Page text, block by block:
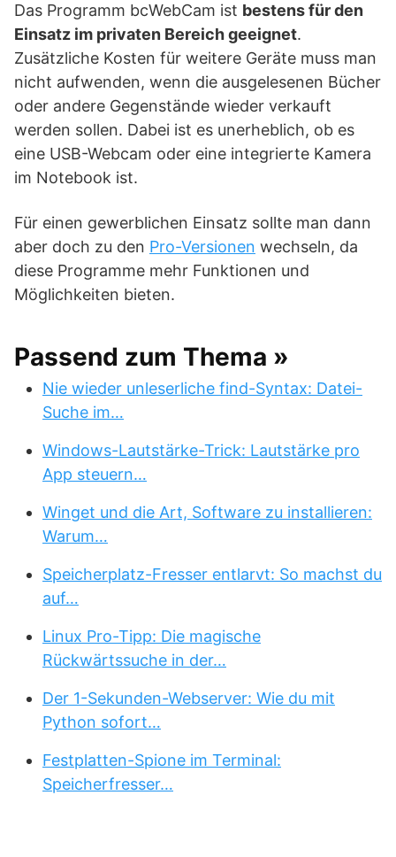
Das Programm bcWebCam ist bestens für den
Einsatz im privaten Bereich geeignet.
Zusätzliche Kosten für weitere Geräte muss man
nicht aufwenden, wenn die ausgelesenen Bücher
oder andere Gegenstände wieder verkauft
werden sollen. Dabei ist es unerheblich, ob es
eine USB-Webcam oder eine integrierte Kamera
im Notebook ist.
Für einen gewerblichen Einsatz sollte man dann
aber doch zu den Pro-Versionen wechseln, da
diese Programme mehr Funktionen und
Möglichkeiten bieten.
Passend zum Thema »
Nie wieder unleserliche find-Syntax: Datei-
Suche im…
Windows-Lautstärke-Trick: Lautstärke pro
App steuern…
Winget und die Art, Software zu installieren:
Warum…
Speicherplatz-Fresser entlarvt: So machst du
auf…
Linux Pro-Tipp: Die magische
Rückwärtssuche in der…
Der 1-Sekunden-Webserver: Wie du mit
Python sofort…
Festplatten-Spione im Terminal:
Speicherfresser…